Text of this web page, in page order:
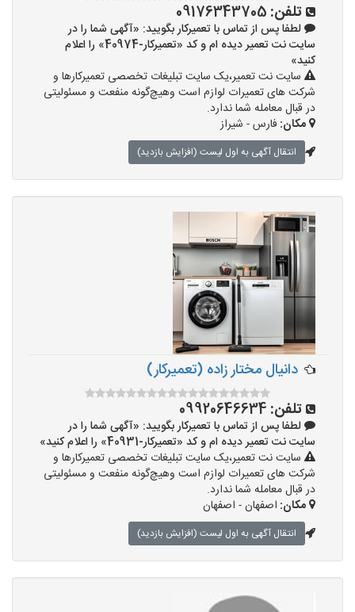
تلفن: 09176343705
لطفا پس از تماس با تعمیرکار بگویید: «آگهی شما را در
سایت نت تعمیر دیده ام و کد «تعمیرکار-40974» را اعلام
کنید»
سایت نت تعمیر،یک سایت تبلیغات تخصصی تعمیرکارها و
شرکت های تعمیرات لوازم است وهیچ‌گونه منفعت و مسئولیتی
در قبال معامله شما ندارد.
مکان: فارس - شیراز
انتقال آگهی به اول لیست (افزایش بازدید)
دانیال مختار زاده (تعمیرکار)
تلفن: 09920646634
لطفا پس از تماس با تعمیرکار بگویید: «آگهی شما را در
سایت نت تعمیر دیده ام و کد «تعمیرکار-40931» را اعلام کنید»
سایت نت تعمیر،یک سایت تبلیغات تخصصی تعمیرکارها و
شرکت های تعمیرات لوازم است وهیچ‌گونه منفعت و مسئولیتی
در قبال معامله شما ندارد.
مکان: اصفهان - اصفهان
انتقال آگهی به اول لیست (افزایش بازدید)